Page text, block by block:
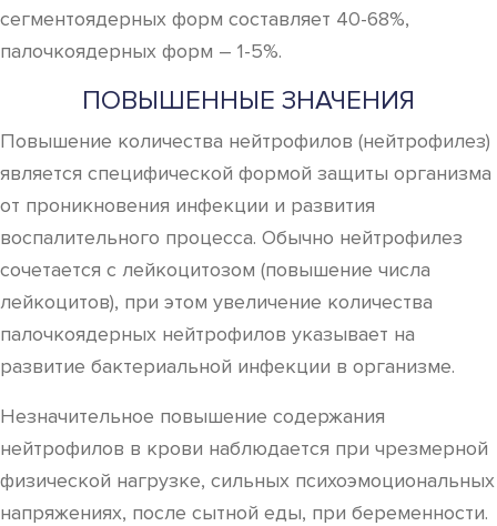
сегментоядерных форм составляет 40-68%,
палочкоядерных форм – 1-5%.
ПОВЫШЕННЫЕ ЗНАЧЕНИЯ
Повышение количества нейтрофилов (нейтрофилез)
является специфической формой защиты организма
от проникновения инфекции и развития
воспалительного процесса. Обычно нейтрофилез
сочетается с лейкоцитозом (повышение числа
лейкоцитов), при этом увеличение количества
палочкоядерных нейтрофилов указывает на
развитие бактериальной инфекции в организме.
Незначительное повышение содержания
нейтрофилов в крови наблюдается при чрезмерной
физической нагрузке, сильных психоэмоциональных
напряжениях, после сытной еды, при беременности.